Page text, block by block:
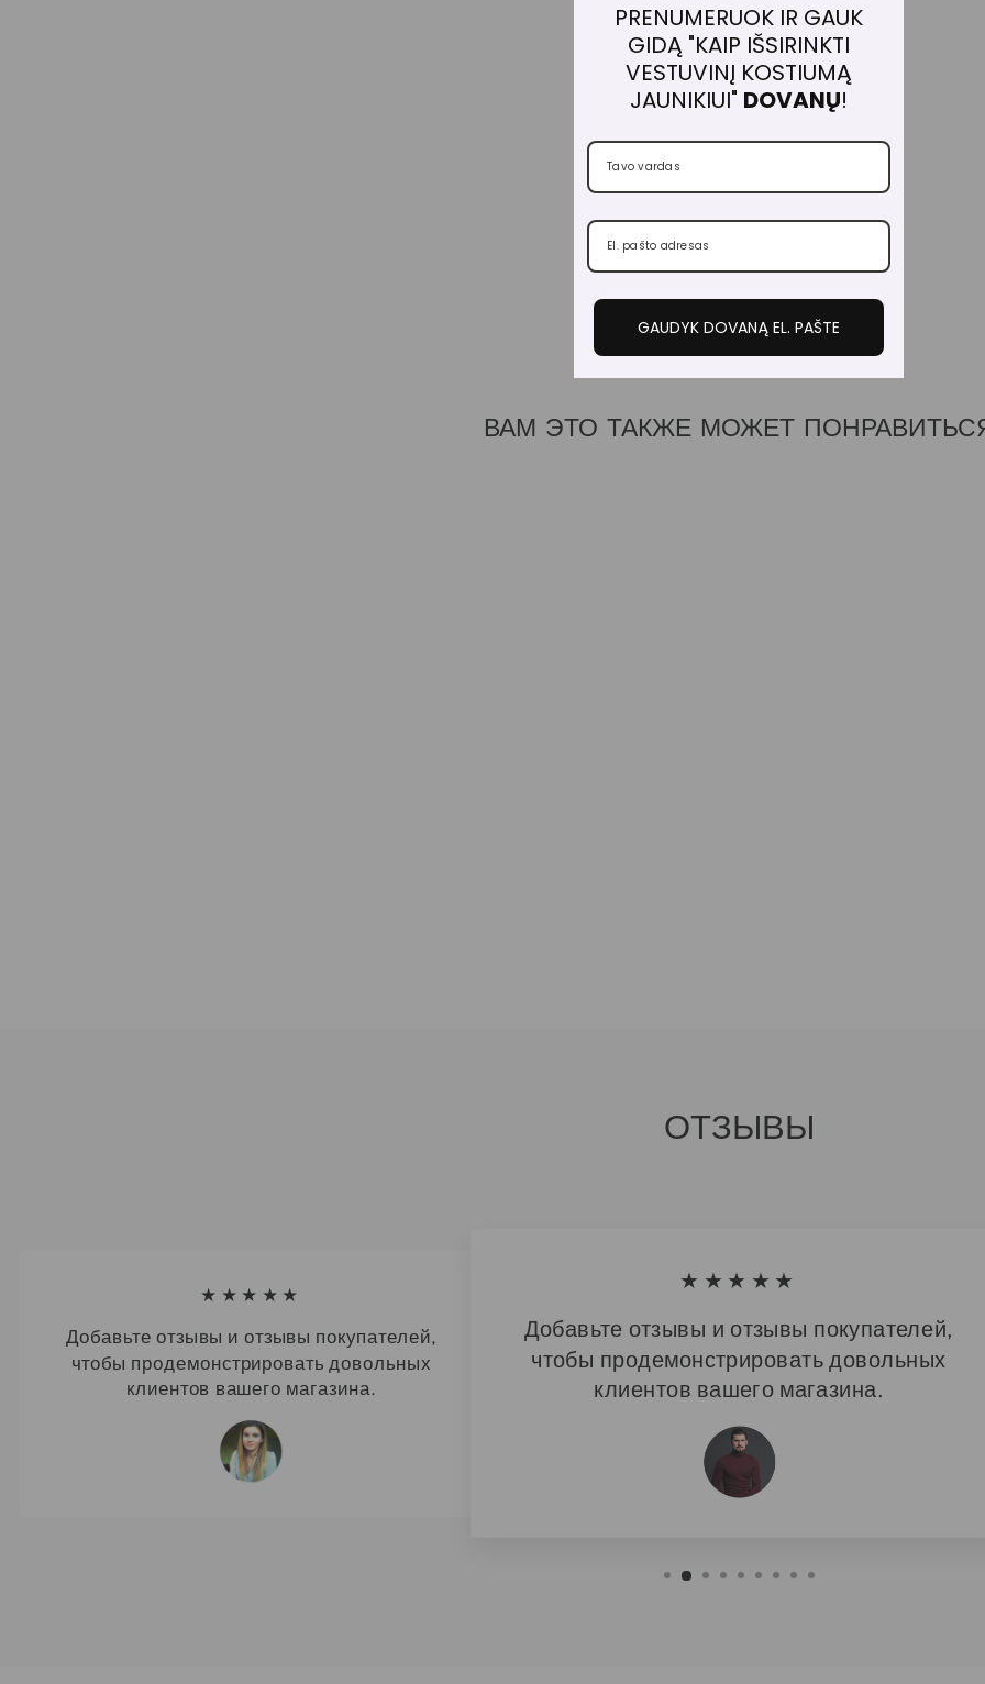
Ь
ВАМ ЭТО ТАКЖЕ МОЖЕТ
ОТЗЫВЫ
★★★★★
Добавьте отзывы и отзывы покупателей,
чтобы продемонстрировать довольных
клиентов вашего магазина.
★★★★★
Добавьте отзывы и отзывы покупателей,
чтобы продемонстрировать довольных
клиентов вашего магазина.
PRENUMERUOK IR GAUK
GIDĄ "KAIP IŠSIRINKTI
VESTUVINĮ KOSTIUMĄ
JAUNIKIUI" DOVANŲ!
GAUDYK DOVANĄ EL. PAŠTE